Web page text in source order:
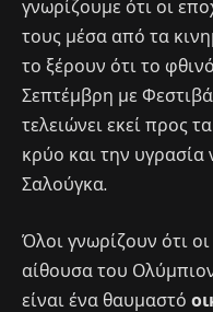
γνωρίζουμε ότι οι
τους μέσα από τα
το ξέρουν ότι το
Σεπτέμβρη με
τελειώνει εκεί προς
κρύο και την υγρασία
Σαλούγκα.
Όλοι γνωρίζουν ότι
αίθουσα του
είναι ένα θαυμαστό